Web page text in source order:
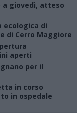
a giovedì, atteso
ecologica di
di Cerro Maggiore
aperti
per il
in corso
in ospedale